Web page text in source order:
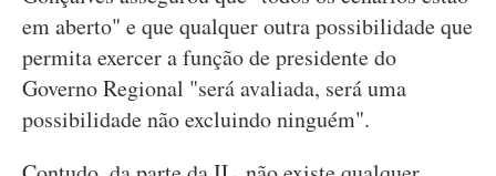
em aberto" e que qualquer outra possibilidade que
permita exercer a função de presidente do
Governo Regional "será avaliada, será uma
possibilidade não excluindo ninguém".